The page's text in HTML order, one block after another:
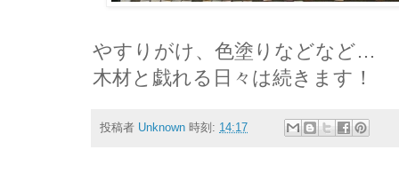
やすりがけ、色塗りなどなど…
木材と戯れる日々は続きます！
投稿者 Unknown 時刻: 14:17